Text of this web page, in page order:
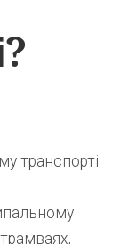
транспорті